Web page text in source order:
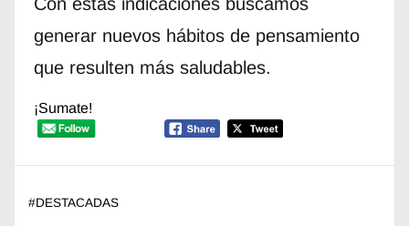
generar nuevos hábitos de pensamiento
que resulten más saludables.
¡Sumate!
#DESTACADAS